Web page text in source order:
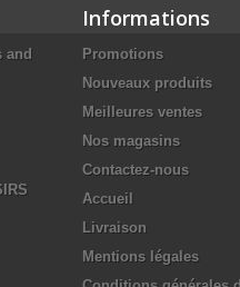
and
Informations
Promotions
Nouveaux produits
Meilleures ventes
Nos magasins
Contactez-nous
Accueil
Livraison
Mentions légales